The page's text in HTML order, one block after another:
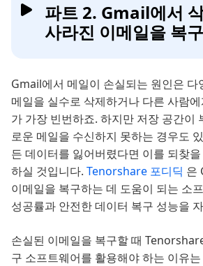
파트 2. Gmail에서
사라진 이메일을 복
Gmail에서 메일이 손실되는 원인은 다
메일을 실수로 삭제하거나 다른 사람
가 가장 빈번하죠. 하지만 저장 공간이
로운 메일을 수신하지 못하는 경우도
든 데이터를 잃어버렸다면 이를 되찾
하실 것입니다. Tenorshare 포디딕 은
이메일을 복구하는 데 도움이 되는 소
성공률과 안전한 데이터 복구 성능을
손실된 이메일을 복구할 때
구 소프트웨어를 활용해야 하는 이유